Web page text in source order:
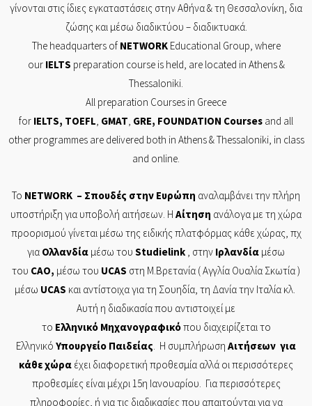
γίνονται στις ίδιες εγκαταστάσεις στην Αθήνα & τη Θεσσαλονίκη, δια
ζώσης και μέσω διαδικτύου – διαδικτυακά.
The headquarters of NETWORKEducational Group, where
our IELTS preparation course is held, are located in Athens &
Thessaloniki.
All preparation Courses in Greece
for IELTS, TOEFL GMAT GRE, FOUNDATION Courses and all
other programmes are delivered both in Athens & Thessaloniki, in class
and online.
Το NETWORK – Σπουδές στην Ευρώπη αναλαμβάνει την πλήρη
υποστήριξη για υποβολή αιτήσεων. Η Αίτηση ανάλογα με τη χώρα
προορισμού γίνεται μέσω της ειδικής πλατφόρμας κάθε χώρας, πχ
για Ολλανδία μέσω του Studielink , στην Ιρλανδία μέσω
του CAO, μέσω του UCAS στη Μ.Βρετανία ( Αγγλία Ουαλία Σκωτία )
μέσω UCAS και αντίστοιχα για τη Σουηδία, τη Δανία την Ιταλία κλ.
Αυτή η διαδικασία που αντιστοιχεί με
το Ελληνικό Μηχανογραφικόπου διαχειρίζεται το
Ελληνικό Υπουργείο Παιδείας. Η συμπλήρωση Αιτήσεων για
κάθε χώρα έχει διαφορετική προθεσμία αλλά οι περισσότερες
προθεσμίες είναι μέχρι 15η Ιανουαρίου. Για περισσότερες
πληροφορίες, ή για τις διαδικασίες που απαιτούνται για να